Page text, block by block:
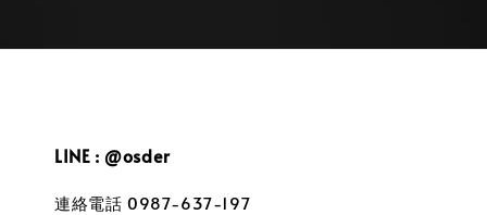
LINE : @osder
連絡電話 0987-637-197